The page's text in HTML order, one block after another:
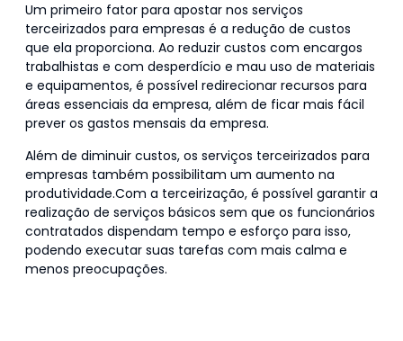
Um primeiro fator para apostar nos serviços
terceirizados para empresas é a redução de custos
que ela proporciona. Ao reduzir custos com encargos
trabalhistas e com desperdício e mau uso de materiais
e equipamentos, é possível redirecionar recursos para
áreas essenciais da empresa, além de ficar mais fácil
prever os gastos mensais da empresa.
Além de diminuir custos, os serviços terceirizados para
empresas também possibilitam um aumento na
produtividade.Com a terceirização, é possível garantir a
realização de serviços básicos sem que os funcionários
contratados dispendam tempo e esforço para isso,
podendo executar suas tarefas com mais calma e
menos preocupações.